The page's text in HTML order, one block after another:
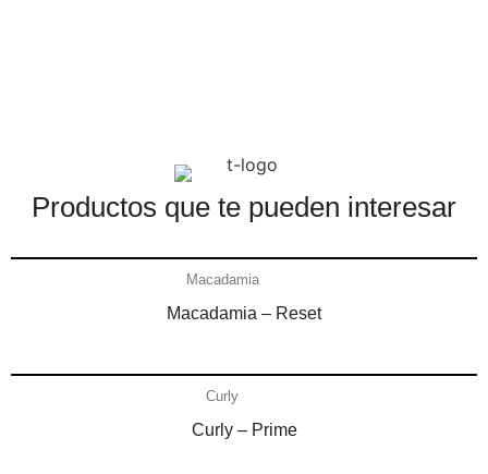
Productos que te pueden interesar​
Macadamia
Macadamia – Reset
Curly
Curly – Prime